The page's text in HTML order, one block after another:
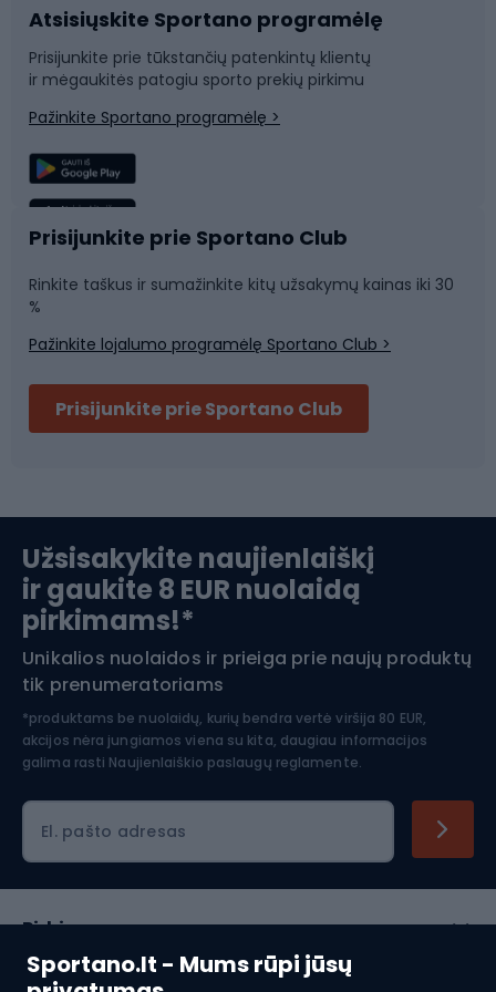
Sportano.lt - Mums rūpi jūsų
Dviračių dalys
Laipiojimas
Žvejyba
Sportinė medicina
Rogutės ir čiuožynės
Snieglenčių sportas
Plaukimas
Komandinis sportas
Slidinėjimas
Apranga žiemos sportui
Šiaurietiškas ėjimas
Atsisiųskite Sportano programėlę
Prisijunkite prie tūkstančių patenkintų klientų
ir mėgaukitės patogiu sporto prekių pirkimu
Pažinkite Sportano programėlę >
Prisijunkite prie Sportano Club
Rinkite taškus ir sumažinkite kitų užsakymų kainas iki 30
%
Pažinkite lojalumo programėlę Sportano Club >
Prisijunkite prie Sportano Club
Užsisakykite naujienlaiškį
ir gaukite 8 EUR nuolaidą
pirkimams!*
Unikalios nuolaidos ir prieiga prie naujų produktų
tik prenumeratoriams
*produktams be nuolaidų, kurių bendra vertė viršija 80 EUR,
akcijos nėra jungiamos viena su kita, daugiau informacijos
galima rasti Naujienlaiškio paslaugų reglamente.
El. pašto adresas
Pirkimas
Klientų aptarnavimas